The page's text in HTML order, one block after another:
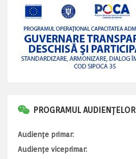
PROGRAMUL AUDIENȚELOR
Audiențe primar:
Audiențe viceprimar: